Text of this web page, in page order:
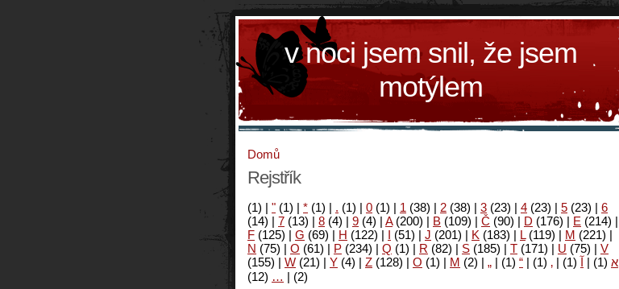
v noci jsem snil, že jsem
motýlem
Domů
Rejstřík
(1) | " (1) | * (1) | . (1) | 0 (1) | 1 (38) | 2 (38) | 3 (23) | 4 (23) | 5 (23) | 6
(14) | 7 (13) | 8 (4) | 9 (4) | A(200) | B (109) | Č (90) | D (176) | E (214) |
F (125) | G (69) | H (122) | I (51) | J (201) | K (183) | L(119) | M (221) |
N (75) | O (61) | P (234) | Q (1) | R (82) | S (185) | T (171) | U (75) | V
(155) | W (21) | Y (4) | Z (128) | Ο (1) | М (2) | א (1)
| آ (1)
|
‚
(1)
|
“
(1)
|
„
(2)
|
…
(12)